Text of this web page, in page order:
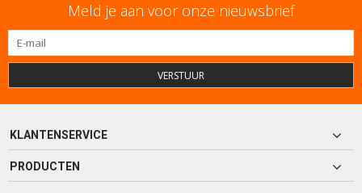
Meld je aan voor onze nieuwsbrief
VERSTUUR
KLANTENSERVICE
PRODUCTEN